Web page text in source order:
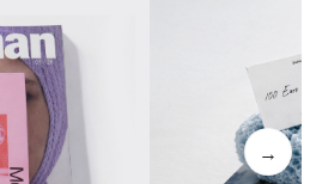
→